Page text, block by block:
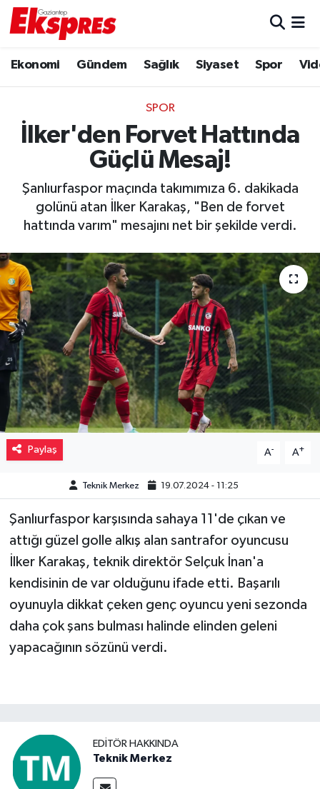
Ekonomi Gündem Sağlık Siyaset Spor
SPOR
İlker'den Forvet Hattında
Güçlü Mesaj!
Şanlıurfaspor maçında takımımıza 6. dakikada
golünü atan İlker Karakaş, "Ben de forvet
hattında varım" mesajını net bir şekilde verdi.
Paylaş A- A+
Teknik Merkez 19.07.2024 - 11:25
Şanlıurfaspor karşısında sahaya 11'de çıkan ve
attığı güzel golle alkış alan santrafor oyuncusu
İlker Karakaş, teknik direktör Selçuk İnan'a
kendisinin de var olduğunu ifade etti. Başarılı
oyunuyla dikkat çeken genç oyuncu yeni sezonda
daha çok şans bulması halinde elinden geleni
yapacağının sözünü verdi.
EDITÖR HAKKINDA
Teknik Merkez
Ekonomi
Gaziantep son dakika
Gündem
Kültür Sanat
Magazin
Müzik
Piyasa
Resmi İlanlar
Sağlık
Sinemalar
Siyaset
Spor
Teknoloji
Türkiye
Yeme-İçme
Yemek
Trafik Durumu
Puan Durumu ve Fikstür
Tüm Manşetler
Son Dakika Haberleri